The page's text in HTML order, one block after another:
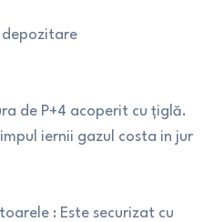
depozitare
de P+4 acoperit cu țiglă.
iernii gazul costa in jur
: Este securizat cu